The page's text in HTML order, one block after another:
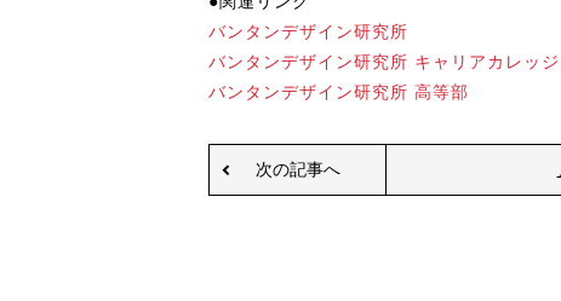
バンタンデザイン研究所
バンタンデザイン研究所 キャリアカレッジ
バンタンデザイン研究所 高等部
次の記事へ